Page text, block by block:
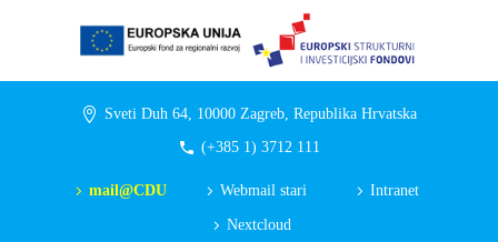
Sveti Duh 64, 10000 Zagreb, Republika Hrvatska
(+385 1) 3712 111
mail@CDU Webmail stari Intranet
Nextcloud